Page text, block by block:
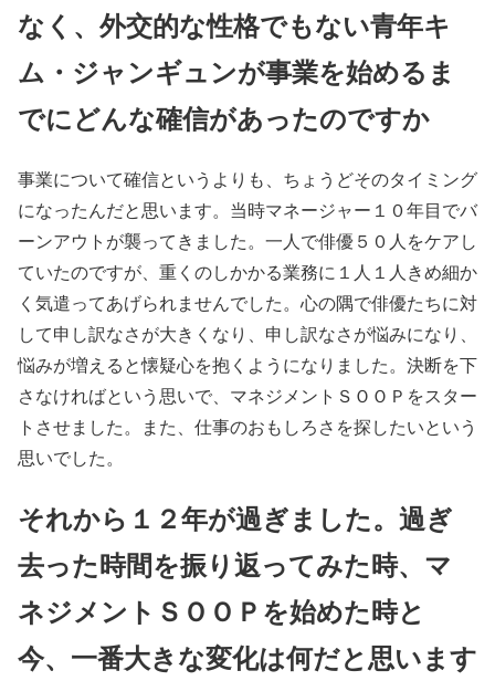
なく、外交的な性格でもない青年キ
ム・ジャンギュンが事業を始めるま
でにどんな確信があったのですか
事業について確信というよりも、ちょうどそのタイミング
になったんだと思います。当時マネージャー１０年目でバ
ーンアウトが襲ってきました。一人で俳優５０人をケアし
ていたのですが、重くのしかかる業務に１人１人きめ細か
く気遣ってあげられませんでした。心の隅で俳優たちに対
して申し訳なさが大きくなり、申し訳なさが悩みになり、
悩みが増えると懐疑心を抱くようになりました。決断を下
さなければという思いで、マネジメントＳＯＯＰをスター
トさせました。また、仕事のおもしろさを探したいという
思いでした。
それから１２年が過ぎました。過ぎ
去った時間を振り返ってみた時、マ
ネジメントＳＯＯＰを始めた時と
今、一番大きな変化は何だと思います